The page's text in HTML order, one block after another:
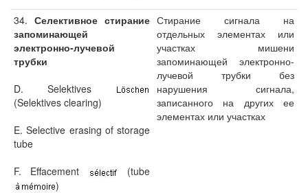
34. Селективное стирание
запоминающей
электронно-лучевой
трубки
D. Selektives
(Selektives clearing)
E. Selective erasing of storage
tube
F. Effacement
(tube
)
Стирание сигнала на
отдельных элементах или
участках мишени
запоминающей электронно-
лучевой трубки без
нарушения сигнала,
записанного на других ее
элементах или участках